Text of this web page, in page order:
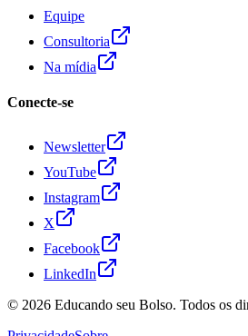
Equipe
Consultoria
Na mídia
Conecte-se
Newsletter
YouTube
Instagram
X
Facebook
LinkedIn
© 2026 Educando seu Bolso. Todos os